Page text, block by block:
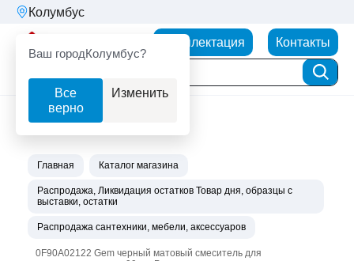
Колумбус
Ваш городКолумбус?
Все
верно
Изменить
Комплектация Контакты
Главная Каталог магазина
Распродажа, Ликвидация остатков Товар дня, образцы с
выставки, остатки
Распродажа сантехники, мебели, аксессуаров
0F90A02122 Gem черный матовый смеситель для